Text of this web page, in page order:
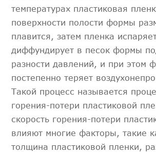
температурах пластиковая
поверхности полости формы
плавится, затем пленка
диффундирует в песок формы
разности давлений, и при этом
постепенно теряет
Такой процесс называется
горения-потери пластиковой
скорость горения-потери
влияют многие факторы, такие
толщина пластиковой пленки,